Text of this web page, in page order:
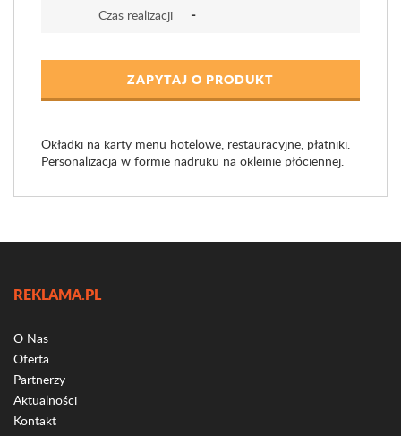
Czas realizacji -
ZAPYTAJ O PRODUKT
Okładki na karty menu hotelowe, restauracyjne, płatniki.
Personalizacja w formie nadruku na okleinie płóciennej.
REKLAMA.PL
O Nas
Oferta
Partnerzy
Aktualności
Kontakt